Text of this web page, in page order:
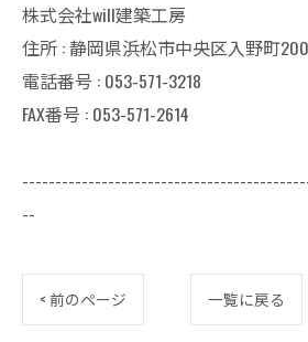
株式会社will建築工房
住所 : 静岡県浜松市中央区入野町
電話番号 : 053-571-3218
FAX番号 : 053-571-2614
--
< 前のページ 一覧に戻る